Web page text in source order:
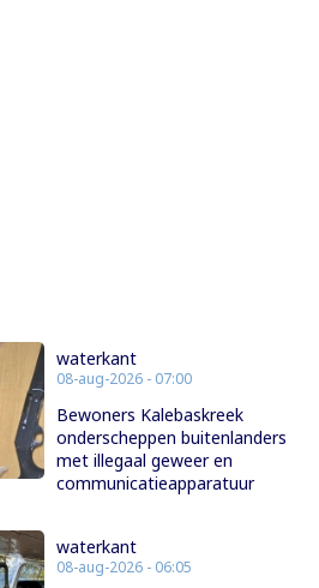
waterkant
08-aug-2026 - 07:00
Bewoners Kalebaskreek
onderscheppen buitenlanders
met illegaal geweer en
communicatieapparatuur
waterkant
08-aug-2026 - 06:05